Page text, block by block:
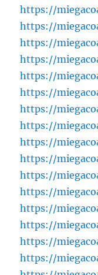
https://
https://
https://
https://
https://
https://
https://
https://
https://
https://
https://
https://
https://
https://
https://
https://